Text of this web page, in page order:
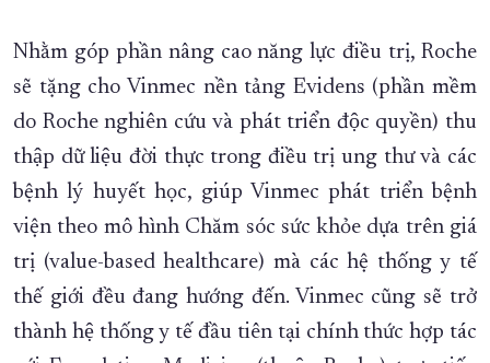
Nhằm góp phần nâng cao năng lực điều trị, Roche
sẽ tặng cho Vinmec nền tảng Evidens (phần mềm
do Roche nghiên cứu và phát triển độc quyền) thu
thập dữ liệu đời thực trong điều trị ung thư và các
bệnh lý huyết học, giúp Vinmec phát triển bệnh
viện theo mô hình Chăm sóc sức khỏe dựa trên giá
trị (value-based healthcare) mà các hệ thống y tế
thế giới đều đang hướng đến. Vinmec cũng sẽ trở
thành hệ thống y tế đầu tiên tại chính thức hợp tác